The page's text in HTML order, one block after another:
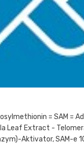
= SAM =
Leaf Extract -
Aktivator,SAM-e